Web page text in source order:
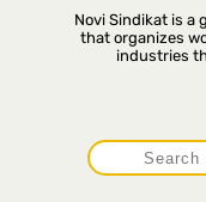
Novi Sindikat is a
that organizes
industries
P